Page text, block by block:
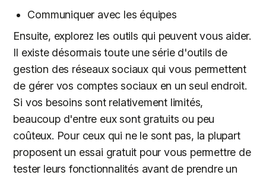
Communiquer avec les équipes
Ensuite, explorez les outils qui peuvent vous aider.
Il existe désormais toute une série d'outils de
gestion des réseaux sociaux qui vous permettent
de gérer vos comptes sociaux en un seul endroit.
Si vos besoins sont relativement limités,
beaucoup d'entre eux sont gratuits ou peu
coûteux. Pour ceux qui ne le sont pas, la plupart
proposent un essai gratuit pour vous permettre de
tester leurs fonctionnalités avant de prendre un